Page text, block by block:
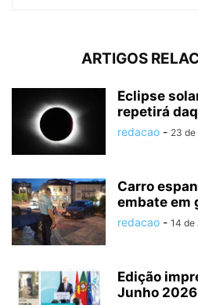
ARTIGOS
Eclipse
repetirá
redacao - 23
Carro
embate em
redacao - 14 de
Edição
Junho 2026